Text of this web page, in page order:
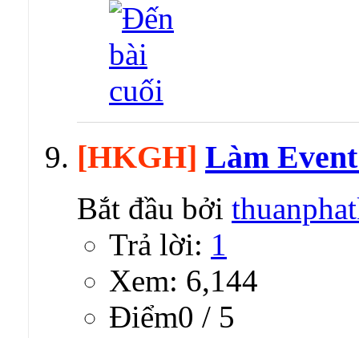
[HKGH] Làm
Bắt đầu bởi
Trả lời: 1
Xem: 6,144
Ðiểm0 / 5